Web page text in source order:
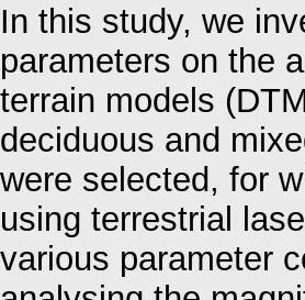
In this study, we
parameters on the
terrain models
deciduous and
were selected, for
using terrestrial
various parameter